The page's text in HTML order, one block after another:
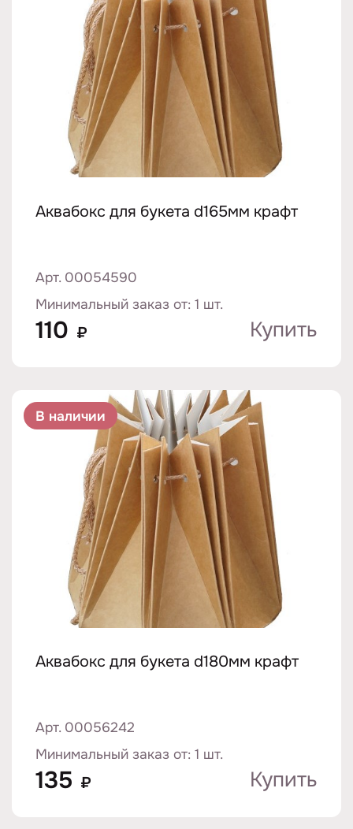
Аквабокс для букета d165мм крафт
Арт. 00054590
Минимальный заказ от: 1 шт.
110 ₽ Купить
В наличии
Аквабокс для букета d180мм крафт
Арт. 00056242
Минимальный заказ от: 1 шт.
135 ₽ Купить